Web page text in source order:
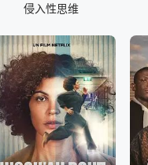
侵入性思维